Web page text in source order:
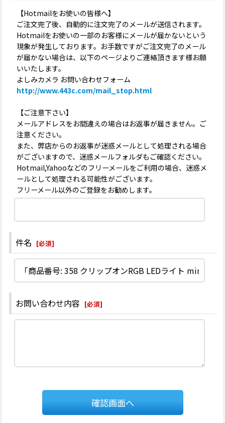
【Hotmailをお使いの皆様へ】
ご注文完了後、自動的に注文完了のメールが送信されます。
Hotmailをお使いの一部のお客様にメールが届かないという
現象が発生しております。お手数ですがご注文完了のメール
が届かない場合は、以下のページよりご連絡頂きます様お願
いいたします。
よしみカメラ お問い合わせフォーム
http://www.443c.com/mail_stop.html
【ご注意下さい】
メールアドレスをお間違えの場合はお返事が届きません。ご
注意ください。
また、弊店からのお返事が迷惑メールとして処理される場合
がございますので、迷惑メールフォルダもご確認ください。
Hotmail,Yahooなどのフリーメールをご利用の場合、迷惑メ
ールとして処理される可能性がございます。
フリーメール以外のご登録をお勧めします。
件名 [必須]
お問い合わせ内容 [必須]
確認画面へ